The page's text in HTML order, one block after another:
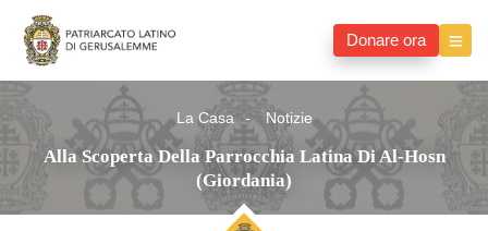
Donare ora
La Casa Notizie
Alla Scoperta Della Parrocchia Latina Di Al-Hosn
(Giordania)